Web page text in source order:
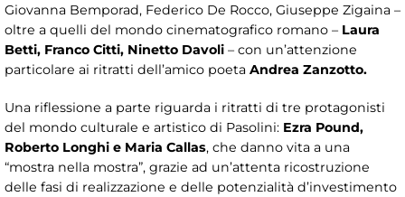
Giovanna Bemporad, Federico De Rocco, Giuseppe Zigaina –
oltre a quelli del mondo cinematografico romano – Laura
Betti, Franco Citti, Ninetto Davoli – con un’attenzione
particolare ai ritratti dell’amico poeta Andrea Zanzotto.
Una riflessione a parte riguarda i ritratti di tre protagonisti
del mondo culturale e artistico di Pasolini: Ezra Pound,
Roberto Longhi e Maria Callas, che danno vita a una
“mostra nella mostra”, grazie ad un’attenta ricostruzione
delle fasi di realizzazione e delle potenzialità d’investimento